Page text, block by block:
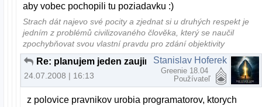
aby vobec pochopili tu poziadavku :)
Strach dát najevo své pocity a zjednat si u druhých respekt je
jedním z problémů civilizovaného člověka, který se naučil
zpochybňovat svou vlastní pravdu pro zdání objektivity
Re: planujem jeden zaujimavy projekt...
24.07.2008 | 16:13
Stanislav Hoferek
Greenie 18.04
Používateľ
z polovice pravnikov urobia programatorov, ktorych